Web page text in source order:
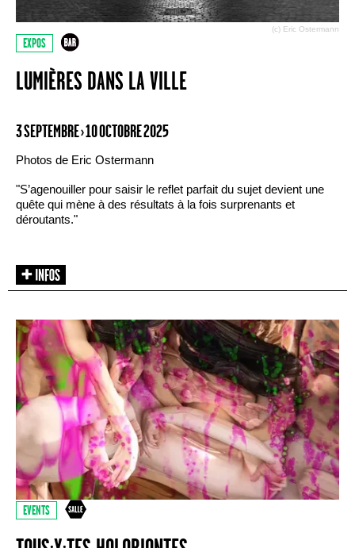
(c) Eric Ostermann
EXPOS
LUMIÈRES DANS LA VILLE
3 SEPTEMBRE › 10 OCTOBRE 2025
Photos de Eric Ostermann
"S’agenouiller pour saisir le reflet parfait du sujet devient une
quête qui mène à des résultats à la fois surprenants et
déroutants."
EVENTS